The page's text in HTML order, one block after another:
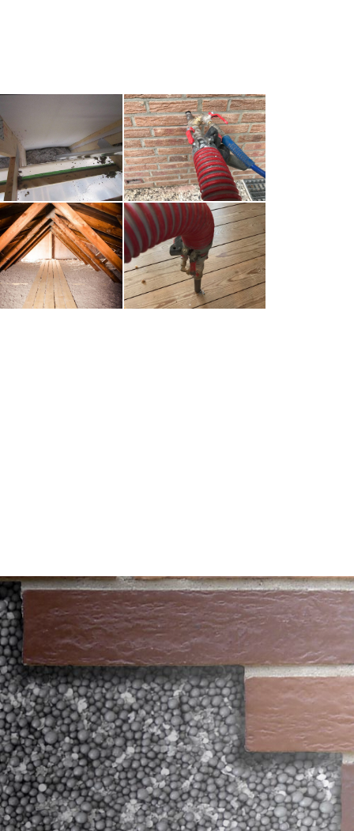
Steicozell
Untersparrendämmung
Wärmedämmung
Zellulosedämmung